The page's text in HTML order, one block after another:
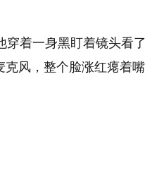
穿着一身黑盯着镜头看了
克风，整个脸涨红瘪着嘴